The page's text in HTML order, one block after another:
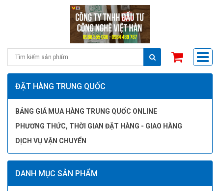
ĐẶT HÀNG TRUNG QUỐC
BẢNG GIÁ MUA HÀNG TRUNG QUỐC ONLINE
PHƯƠNG THỨC, THỜI GIAN ĐẶT HÀNG - GIAO HÀNG
DỊCH VỤ VẬN CHUYỂN
DANH MỤC SẢN PHẨM